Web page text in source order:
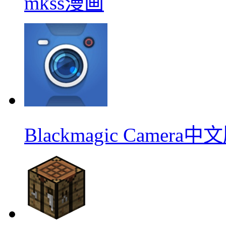
Blackmagic Camera中